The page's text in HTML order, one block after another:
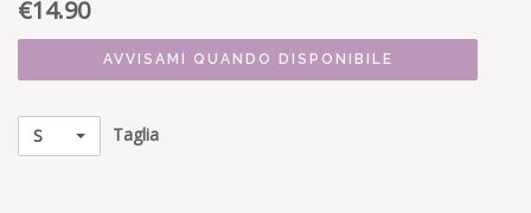
€14.90
AVVISAMI QUANDO DISPONIBILE
S Taglia